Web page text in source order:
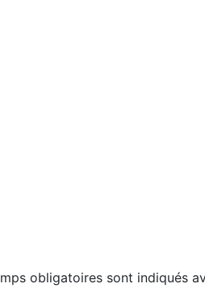
obligatoires sont indiqués